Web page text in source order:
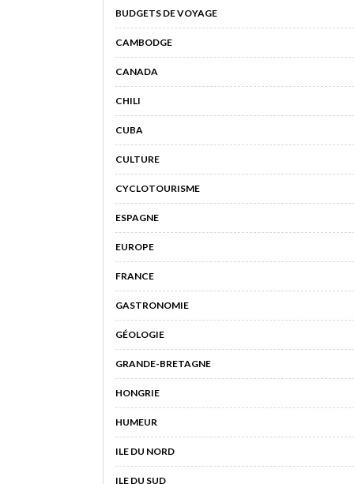
BUDGETS DE VOYAGE
CAMBODGE
CANADA
CHILI
CUBA
CULTURE
CYCLOTOURISME
ESPAGNE
EUROPE
FRANCE
GASTRONOMIE
GÉOLOGIE
GRANDE-BRETAGNE
HONGRIE
HUMEUR
ILE DU NORD
ILE DU SUD